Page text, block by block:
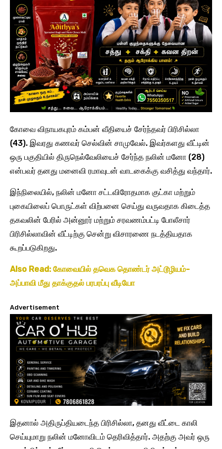
கோவை விநாயகபுரம் கம்பன் வீதியைச் சேர்ந்தவர் பிரிசில்லா
(43). இவரது கணவர் செல்வின் சாமுவேல். இவர்களது வீட்டின்
ஒரு பகுதியில் திருநெல்வேலியைச் சேர்ந்த நலின் மனோ (28)
என்பவர் தனது மனைவி ரமாவுடன் வாடகைக்கு வசித்து வந்தார்.
இந்நிலையில், நலின் மனோ சட்டவிரோதமாக குட்கா மற்றும்
புகையிலைப் பொருட்கள் விற்பனை செய்து வருவதாக கிடைத்த
தகவலின் பேரில் அன்னூர் மற்றும் சரவணம்பட்டி போலீசார்
பிரிசில்லாவின் வீட்டிற்கு சென்று விசாரணை நடத்தியதாக
கூறப்படுகிறது.
Also Read: கோவையில் தவெக தொண்டர் அட்டூழியம்-
அப்பாவி மீது தாக்குதல் பரபரப்பு வீடியோ
Advertisement
இதனால் அதிருப்தியடைந்த பிரிசில்லா, தனது வீட்டை காலி
செய்யுமாறு நலின் மனோவிடம் தெரிவித்தார். அதற்கு அவர் ஒரு